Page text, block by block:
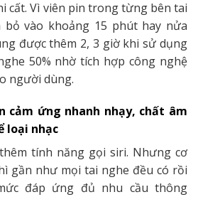
cất. Vì viên pin trong từng bên tai
vào khoảng 15 phút hay nửa
được thêm 2, 3 giờ khi sử dụng
50% nhờ tích hợp công nghệ
người dùng.
cảm ứng nhanh nhạy, chất âm
loại nhạc
tính năng gọi siri. Nhưng cơ
gần như mọi tai nghe đều có rồi
đáp ứng đủ nhu cầu thông